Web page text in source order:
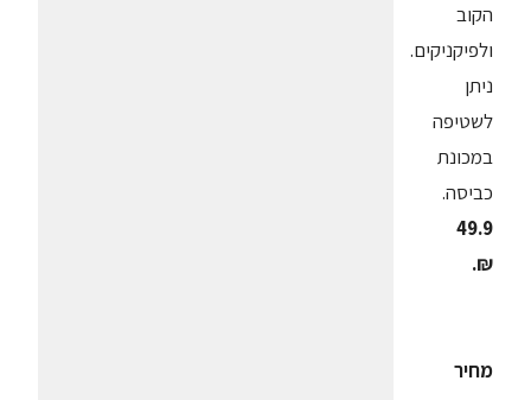
הקוב
ולפיקניקים.
ניתן
לשטיפה
במכונת
כביסה.
49.9
₪.
מחיר